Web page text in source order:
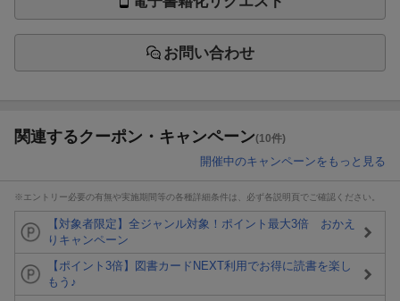
お問い合わせ
関連するクーポン・キャンペーン(10件)
開催中のキャンペーンをもっと見る
※エントリー必要の有無や実施期間等の各種詳細条件は、必ず各説明頁でご確認ください。
【対象者限定】全ジャンル対象！ポイント最大3倍 おかえ
りキャンペーン
【ポイント3倍】図書カードNEXT利用でお得に読書を楽し
もう♪